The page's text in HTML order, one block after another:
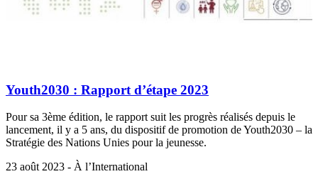
Youth2030 : Rapport d’étape 2023
Pour sa 3ème édition, le rapport suit les progrès réalisés depuis le
lancement, il y a 5 ans, du dispositif de promotion de Youth2030 – la
Stratégie des Nations Unies pour la jeunesse.
23 août 2023 - À l’International